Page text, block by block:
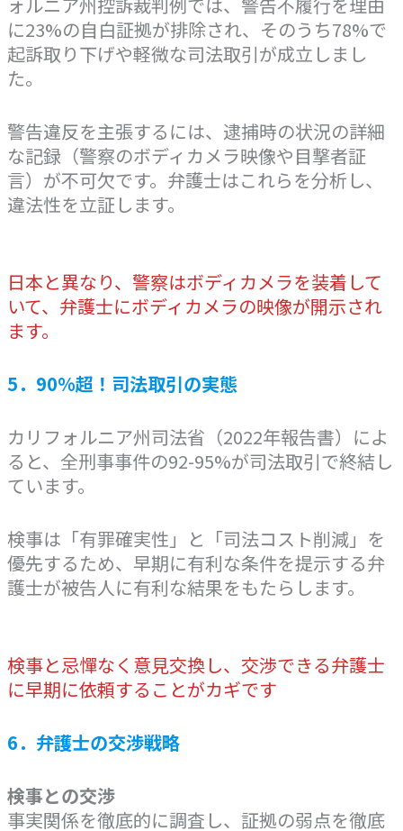
に23%の自白証拠が排除され、そのうち78%で
起訴取り下げや軽微な司法取引が成立しまし
た。
警告違反を主張するには、逮捕時の状況の詳細
な記録（警察のボディカメラ映像や目撃者証
言）が不可欠です。弁護士はこれらを分析し、
違法性を立証します。
日本と異なり、警察はボディカメラを装着して
いて、弁護士にボディカメラの映像が開示され
ます。
5．90%超！司法取引の実態
カリフォルニア州司法省（2022年報告書）によ
ると、全刑事事件の92-95%が司法取引で終結し
ています。
検事は「有罪確実性」と「司法コスト削減」を
優先するため、早期に有利な条件を提示する弁
護士が被告人に有利な結果をもたらします。
検事と忌憚なく意見交換し、交渉できる弁護士
に早期に依頼することがカギです
6．弁護士の交渉戦略
検事との交渉
事実関係を徹底的に調査し、証拠の弱点を徹底